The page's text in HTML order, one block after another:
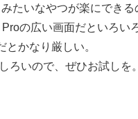
たいなやつが楽にできる
の広い画面だといろい
とかなり厳しい。
ろいので、ぜひお試しを。